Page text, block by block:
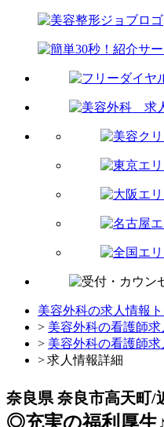
美容外科の求人情報
> 美容外科の看護師求
> 美容外科の看護師求
> 求人情報詳細
奈良県 奈良市高天町/
◎充実の福利厚